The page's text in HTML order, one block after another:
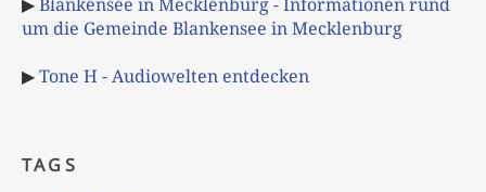
um die Gemeinde Blankensee in Mecklenburg
▶Tone H - Audiowelten entdecken
TAGS